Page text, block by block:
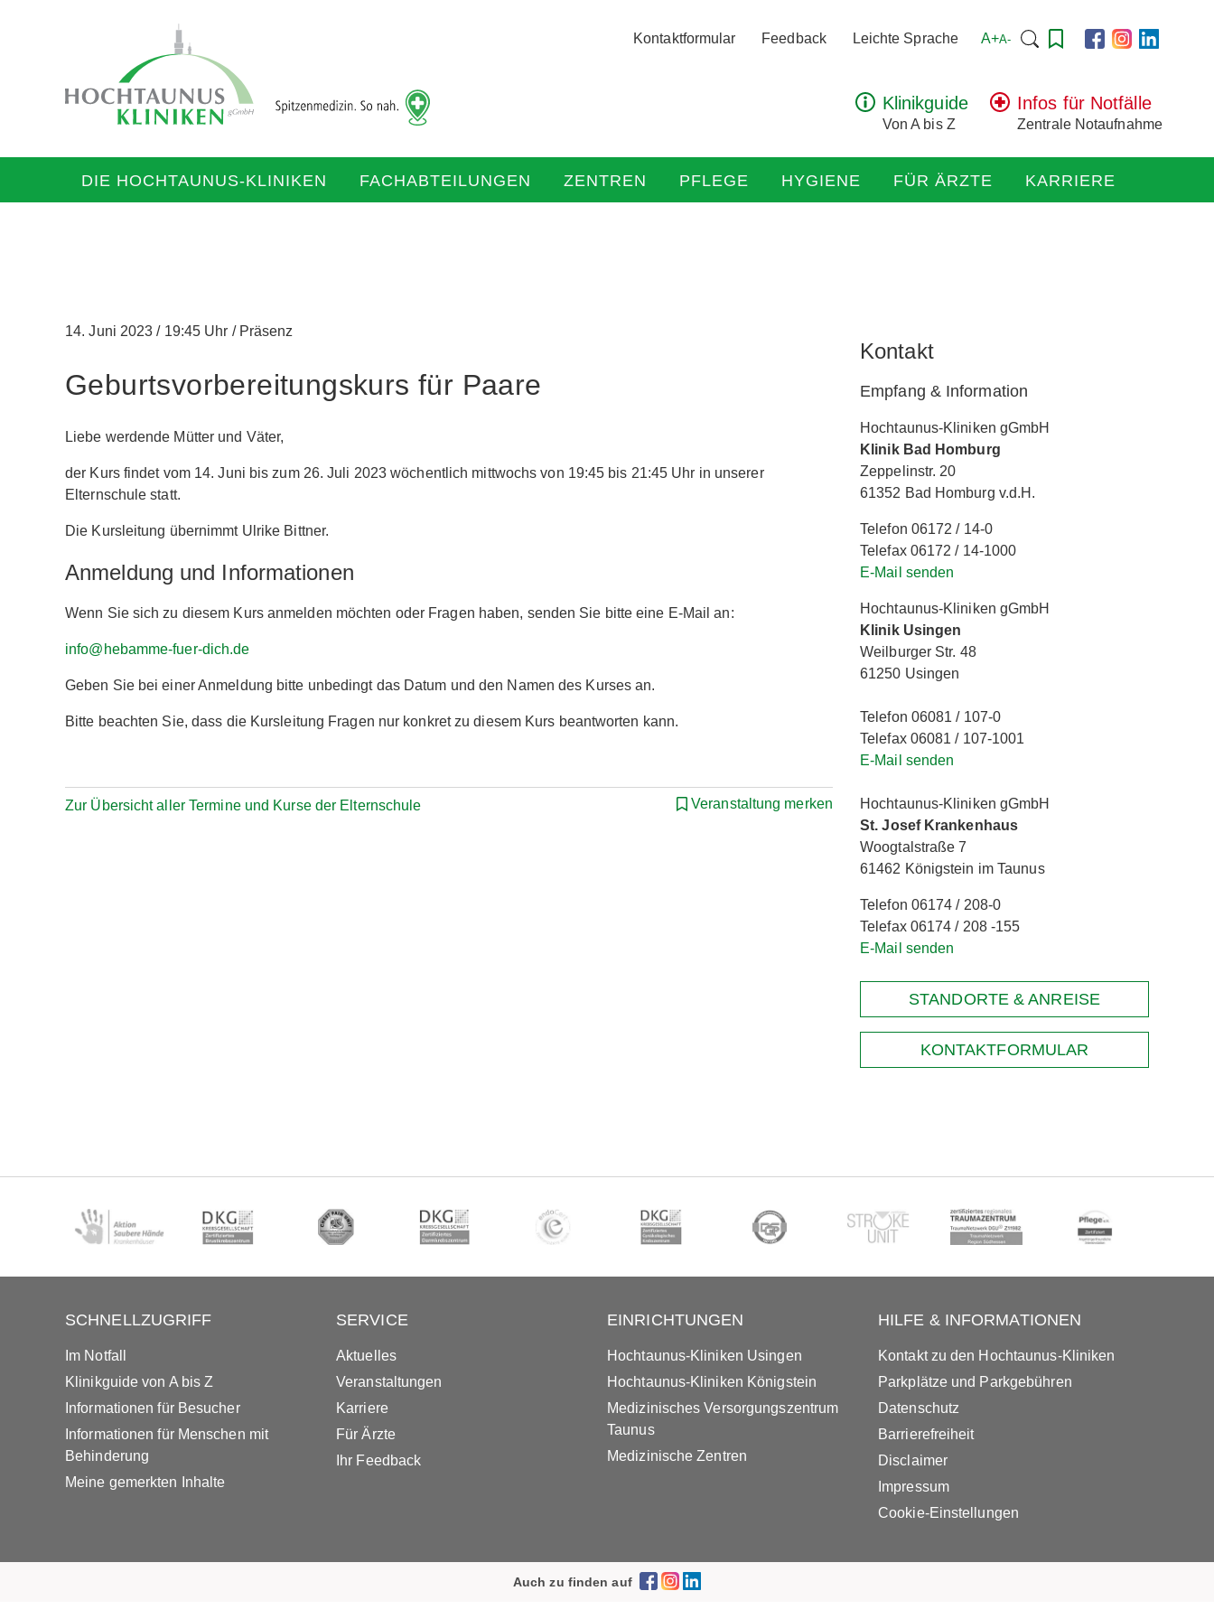
zur
Startseite
Kontaktformular Feedback Leichte Sprache A+A- Suchen
Klinikguide
Von A bis Z
Infos für Notfälle
Zentrale Notaufnahme
DIE HOCHTAUNUS-KLINIKEN FACHABTEILUNGEN ZENTREN PFLEGE HYGIENE FÜR ÄRZTE KARRIERE
14. Juni 2023/19:45 Uhr /Präsenz
Geburtsvorbereitungskurs für Paare
Liebe werdende Mütter und Väter,
der Kurs findet vom 14. Juni bis zum 26. Juli 2023 wöchentlich mittwochs von 19:45 bis 21:45 Uhr in unserer
Elternschule statt.
Die Kursleitung übernimmt Ulrike Bittner.
Anmeldung und Informationen
Wenn Sie sich zu diesem Kurs anmelden möchten oder Fragen haben, senden Sie bitte eine E-Mail an:
info@hebamme-fuer-dich.de
Geben Sie bei einer Anmeldung bitte unbedingt das Datum und den Namen des Kurses an.
Bitte beachten Sie, dass die Kursleitung Fragen nur konkret zu diesem Kurs beantworten kann.
Zur Übersicht aller Termine und Kurse der Elternschule Veranstaltung merken
Kontakt
Empfang & Information
Hochtaunus-Kliniken gGmbH
Klinik Bad Homburg
Zeppelinstr. 20
61352 Bad Homburg v.d.H.
Telefon 06172 / 14-0
Telefax 06172 / 14-1000
E-Mail senden
Hochtaunus-Kliniken gGmbH
Klinik Usingen
Weilburger Str. 48
61250 Usingen
Telefon 06081 / 107-0
Telefax 06081 / 107-1001
E-Mail senden
Hochtaunus-Kliniken gGmbH
St. Josef Krankenhaus
Woogtalstraße 7
61462 Königstein im Taunus
Telefon 06174 / 208-0
Telefax 06174 / 208 -155
E-Mail senden
STANDORTE & ANREISE
KONTAKTFORMULAR
SCHNELLZUGRIFF
Im Notfall
Klinikguide von A bis Z
Informationen für Besucher
Informationen für Menschen mit
Behinderung
Meine gemerkten Inhalte
SERVICE
Aktuelles
Veranstaltungen
Karriere
Für Ärzte
Ihr Feedback
EINRICHTUNGEN
Hochtaunus-Kliniken Usingen
Hochtaunus-Kliniken Königstein
Medizinisches Versorgungszentrum
Taunus
Medizinische Zentren
HILFE & INFORMATIONEN
Kontakt zu den Hochtaunus-Kliniken
Parkplätze und Parkgebühren
Datenschutz
Barrierefreiheit
Disclaimer
Impressum
Cookie-Einstellungen
Auch zu finden auf